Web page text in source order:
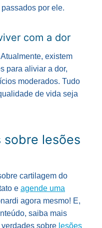
por ele.
com a dor
existem
para aliviar a dor,
moderados. Tudo
de vida seja
lesões
cartilagem do
e agende uma
agora mesmo! E,
saiba mais
sobre lesões